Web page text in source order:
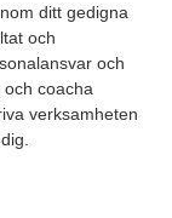
ditt gedigna
och
och
coacha
verksamheten